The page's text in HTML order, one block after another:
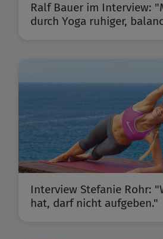
Ralf Bauer im Interview:
durch Yoga ruhiger,
Interview Stefanie Rohr:
hat, darf nicht aufgeben."